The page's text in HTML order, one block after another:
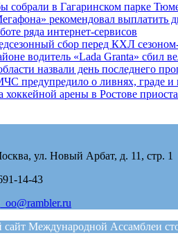
собрали в Гагаринском парке
рекомендовал выплатить
ряда интернет-сервисов
сбор перед КХЛ
водитель «Lada Granta» сбил
назвали день последнего
предупредило о ливнях, граде и
хоккейной арены в Ростове
ул. Новый Арбат, д. 11, стр. 1
14-43
Международной Ассамблеи